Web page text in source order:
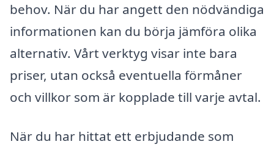
behov. När du har angett den nödvändiga
informationen kan du börja jämföra olika
alternativ. Vårt verktyg visar inte bara
priser, utan också eventuella förmåner
och villkor som är kopplade till varje avtal.
När du har hittat ett erbjudande som